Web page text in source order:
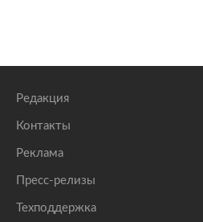
Редакция
Контакты
Реклама
Пресс-релизы
Техподдержка